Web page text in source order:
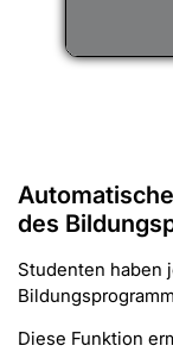
des
Studenten haben
Diese Funktion